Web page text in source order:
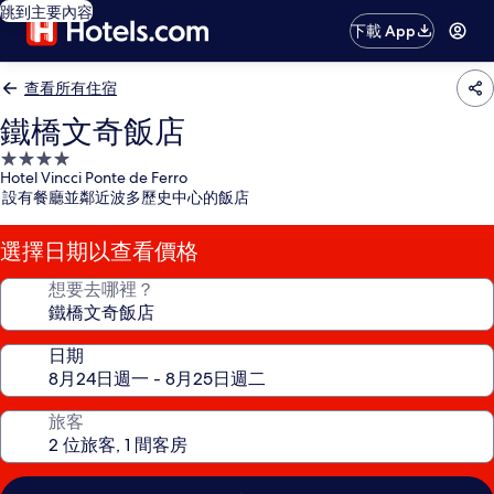
跳到主要內容
下載 App
查看所有住宿
鐵橋文奇飯店
4.0
星
級
住
宿
Hotel Vincci Ponte de Ferro
設有餐廳並鄰近波多歷史中心的飯店
選擇日期以查看價格
想要去哪裡？
日期
旅客